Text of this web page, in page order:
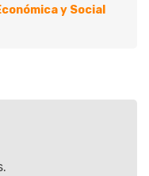
y Social